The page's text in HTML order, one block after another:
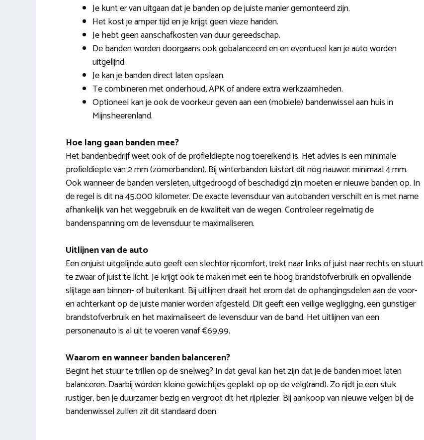
Je kunt er van uitgaan dat je banden op de juiste manier gemonteerd zijn.
Het kost je amper tijd en je krijgt geen vieze handen.
Je hebt geen aanschafkosten van duur gereedschap.
De banden worden doorgaans ook gebalanceerd en en eventueel kan je auto worden
uitgelijnd.
Je kan je banden direct laten opslaan.
Te combineren met onderhoud, APK of andere extra werkzaamheden.
Optioneel kan je ook de voorkeur geven aan een (mobiele) bandenwissel aan huis in
Mijnsheerenland.
Hoe lang gaan banden mee?
Het bandenbedrijf weet ook of de profieldiepte nog toereikend is. Het advies is een minimale
profieldiepte van 2 mm (zomerbanden). Bij winterbanden luistert dit nog nauwer: minimaal 4 mm.
Ook wanneer de banden versleten, uitgedroogd of beschadigd zijn moeten er nieuwe banden op. In
de regel is dit na 45.000 kilometer. De exacte levensduur van autobanden verschilt en is met name
afhankelijk van het weggebruik en de kwaliteit van de wegen. Controleer regelmatig de
bandenspanning om de levensduur te maximaliseren.
Uitlijnen van de auto
Een onjuist uitgelijnde auto geeft een slechter rijcomfort, trekt naar links of juist naar rechts en stuurt
te zwaar of juist te licht. Je krijgt ook te maken met een te hoog brandstofverbruik en opvallende
slijtage aan binnen- of buitenkant. Bij uitlijnen draait het erom dat de ophangingsdelen aan de voor-
en achterkant op de juiste manier worden afgesteld. Dit geeft een veilige wegligging, een gunstiger
brandstofverbruik en het maximaliseert de levensduur van de band. Het uitlijnen van een
personenauto is al uit te voeren vanaf €69,99.
Waarom en wanneer banden balanceren?
Begint het stuur te trillen op de snelweg? In dat geval kan het zijn dat je de banden moet laten
balanceren. Daarbij worden kleine gewichtjes geplakt op op de velg(rand). Zo rijdt je een stuk
rustiger, ben je duurzamer bezig en vergroot dit het rijplezier. Bij aankoop van nieuwe velgen bij de
bandenwissel zullen zit dit standaard doen.